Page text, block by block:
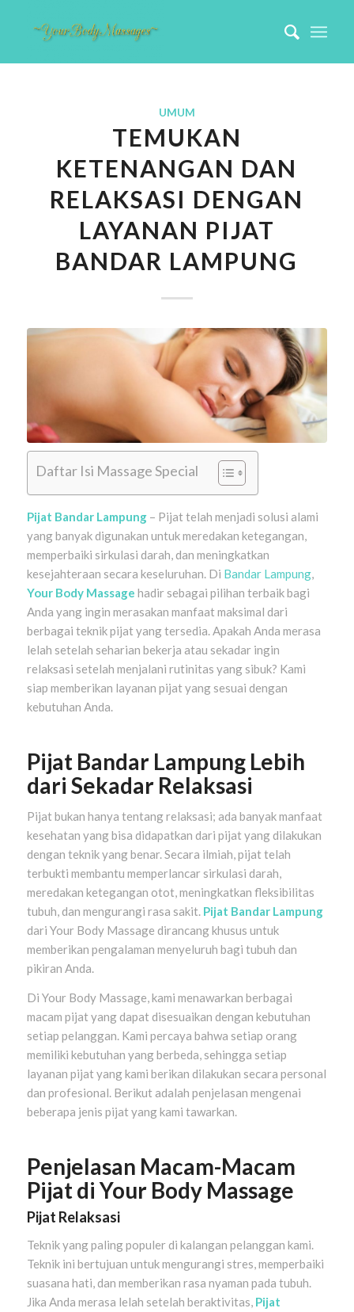
UMUM
TEMUKAN
KETENANGAN DAN
RELAKSASI DENGAN
LAYANAN PIJAT
BANDAR LAMPUNG
Daftar Isi Massage Special
Pijat Bandar Lampung– Pijat telah menjadi solusi alami
yang banyak digunakan untuk meredakan ketegangan,
memperbaiki sirkulasi darah, dan meningkatkan
kesejahteraan secara keseluruhan. Di Bandar Lampung,
Your Body Massage hadir sebagai pilihan terbaik bagi
Anda yang ingin merasakan manfaat maksimal dari
berbagai teknik pijat yang tersedia. Apakah Anda merasa
lelah setelah seharian bekerja atau sekadar ingin
relaksasi setelah menjalani rutinitas yang sibuk? Kami
siap memberikan layanan pijat yang sesuai dengan
kebutuhan Anda.
Pijat Bandar Lampung Lebih
dari Sekadar Relaksasi
Pijat bukan hanya tentang relaksasi; ada banyak manfaat
kesehatan yang bisa didapatkan dari pijat yang dilakukan
dengan teknik yang benar. Secara ilmiah, pijat telah
terbukti membantu memperlancar sirkulasi darah,
meredakan ketegangan otot, meningkatkan fleksibilitas
tubuh, dan mengurangi rasa sakit. Pijat Bandar Lampung
dari Your Body Massage dirancang khusus untuk
memberikan pengalaman menyeluruh bagi tubuh dan
pikiran Anda.
Di Your Body Massage, kami menawarkan berbagai
macam pijat yang dapat disesuaikan dengan kebutuhan
setiap pelanggan. Kami percaya bahwa setiap orang
memiliki kebutuhan yang berbeda, sehingga setiap
layanan pijat yang kami berikan dilakukan secara personal
dan profesional. Berikut adalah penjelasan mengenai
beberapa jenis pijat yang kami tawarkan.
Penjelasan Macam-Macam
Pijat di Your Body Massage
Pijat Relaksasi
Teknik yang paling populer di kalangan pelanggan kami.
Teknik ini bertujuan untuk mengurangi stres, memperbaiki
suasana hati, dan memberikan rasa nyaman pada tubuh.
Jika Anda merasa lelah setelah beraktivitas, Pijat